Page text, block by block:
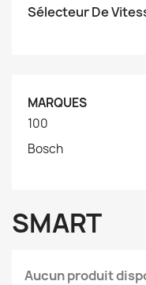
Sélecteur De
MARQUES
100
Bosch
SMART
Aucun produit